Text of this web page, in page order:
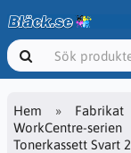
Hem Fabrikat
WorkCentre-serien
Tonerkassett Svart